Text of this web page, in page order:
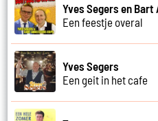
Yves Segers en Bart
Een feestje overal
Yves Segers
Een geit in het cafe